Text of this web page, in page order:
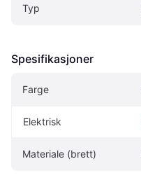
Typ
Spesifikasjoner
Farge
Elektrisk
Materiale (brett)